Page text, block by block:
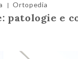
| Ortopedia
patologie e